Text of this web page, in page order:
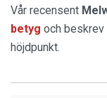
Vår recensent
betyg och
höjdpunkt.